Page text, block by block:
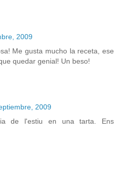
2009
Me gusta mucho la receta, ese
quedar genial! Un beso!
2009
de l'estiu en una tarta. Ens